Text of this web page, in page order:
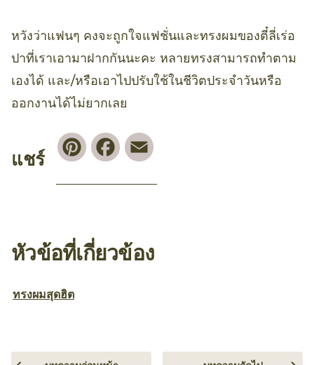
หวังว่าแฟนๆ คงจะถูกใจแฟชั่นและทรงผมของตี๋ลี่เร่อ
ปาที่เราเอามาฝากกันนะคะ หลายทรงสามารถทำตาม
เองได้ และ/หรือเอาไปปรับใช้ในชีวิตประจำวันหรือ
ออกงานได้ไม่ยากเลย
แชร์
PinterestFacebook
หัวข้อที่เกี่ยวข้อง
ทรงผมสุดฮิต